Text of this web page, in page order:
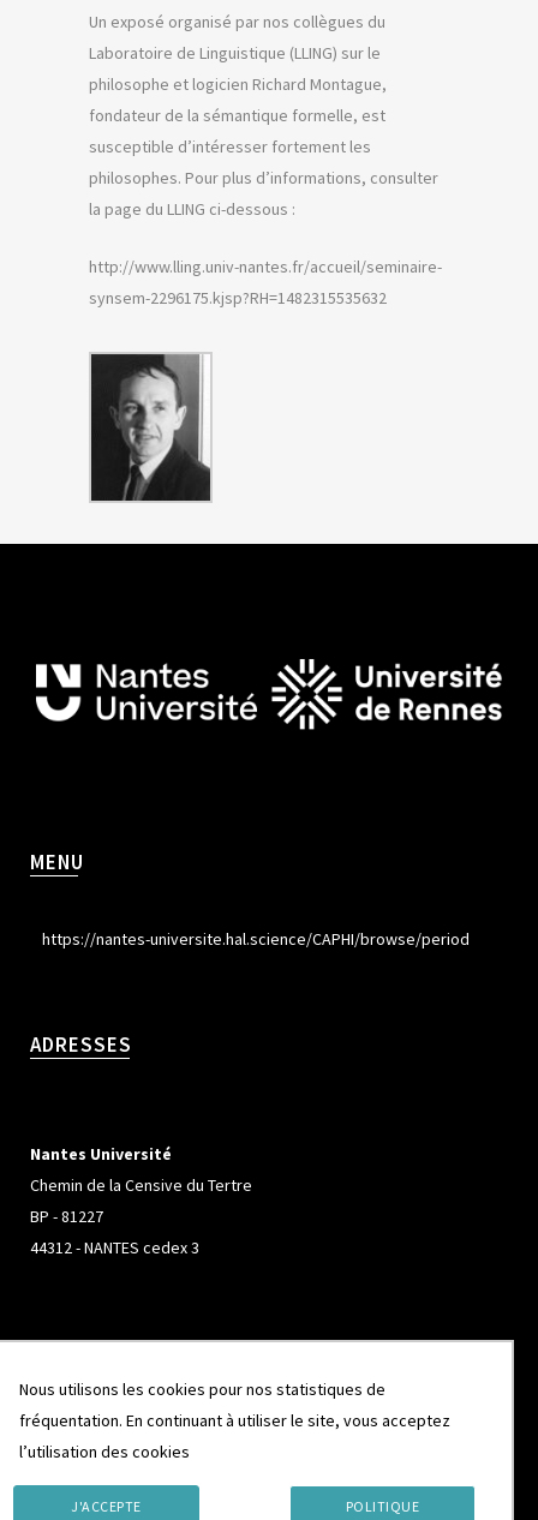
Un exposé organisé par nos collègues du
Laboratoire de Linguistique (LLING) sur le
philosophe et logicien Richard Montague,
fondateur de la sémantique formelle, est
susceptible d’intéresser fortement les
philosophes. Pour plus d’informations, consulter
la page du LLING ci-dessous :
http://www.lling.univ-nantes.fr/accueil/seminaire-
synsem-2296175.kjsp?RH=1482315535632
MENU
https://nantes-universite.hal.science/CAPHI/browse/period
ADRESSES
Nantes Université
Chemin de la Censive du Tertre
BP - 81227
44312 - NANTES cedex 3
Campus de Beaulieu
263 Avenue Général Leclerc
CS 74205
35042 - RENNES cedex
Nous utilisons les cookies pour nos statistiques de
fréquentation. En continuant à utiliser le site, vous acceptez
l’utilisation des cookies
J'ACCEPTE POLITIQUE